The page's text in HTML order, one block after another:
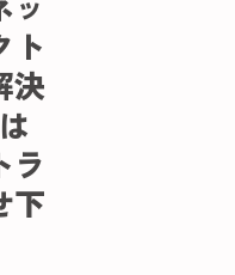
ト
決
ラ
下